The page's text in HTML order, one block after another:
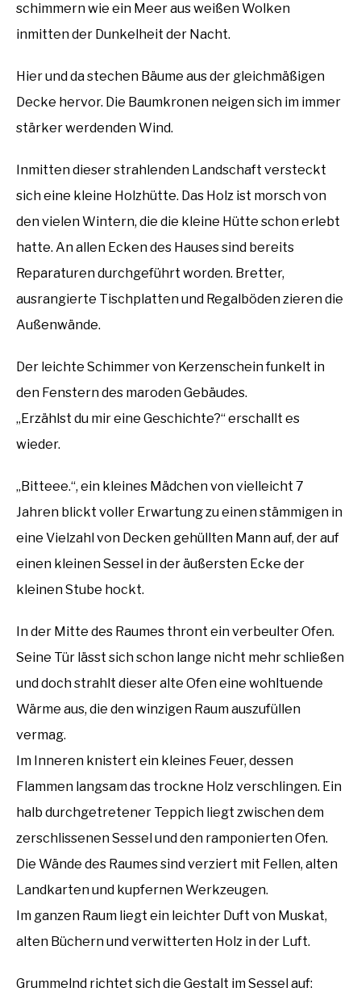
schimmern wie ein Meer aus weißen Wolken
inmitten der Dunkelheit der Nacht.
Hier und da stechen Bäume aus der gleichmäßigen
Decke hervor. Die Baumkronen neigen sich im immer
stärker werdenden Wind.
Inmitten dieser strahlenden Landschaft versteckt
sich eine kleine Holzhütte. Das Holz ist morsch von
den vielen Wintern, die die kleine Hütte schon erlebt
hatte. An allen Ecken des Hauses sind bereits
Reparaturen durchgeführt worden. Bretter,
ausrangierte Tischplatten und Regalböden zieren die
Außenwände.
Der leichte Schimmer von Kerzenschein funkelt in
den Fenstern des maroden Gebäudes.
„Erzählst du mir eine Geschichte?“ erschallt es
wieder.
„Bitteee.“, ein kleines Mädchen von vielleicht 7
Jahren blickt voller Erwartung zu einen stämmigen in
eine Vielzahl von Decken gehüllten Mann auf, der auf
einen kleinen Sessel in der äußersten Ecke der
kleinen Stube hockt.
In der Mitte des Raumes thront ein verbeulter Ofen.
Seine Tür lässt sich schon lange nicht mehr schließen
und doch strahlt dieser alte Ofen eine wohltuende
Wärme aus, die den winzigen Raum auszufüllen
vermag.
Im Inneren knistert ein kleines Feuer, dessen
Flammen langsam das trockne Holz verschlingen. Ein
halb durchgetretener Teppich liegt zwischen dem
zerschlissenen Sessel und den ramponierten Ofen.
Die Wände des Raumes sind verziert mit Fellen, alten
Landkarten und kupfernen Werkzeugen.
Im ganzen Raum liegt ein leichter Duft von Muskat,
alten Büchern und verwitterten Holz in der Luft.
Grummelnd richtet sich die Gestalt im Sessel auf: